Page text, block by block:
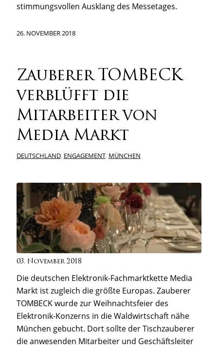
stimmungsvollen Ausklang des Messetages.
26. NOVEMBER 2018
Zauberer TOMBECK
verblüfft die
Mitarbeiter von
Media Markt
DEUTSCHLAND, ENGAGEMENT, MÜNCHEN
03. November 2018
Die deutschen Elektronik-Fachmarktkette Media
Markt ist zugleich die größte Europas. Zauberer
TOMBECK wurde zur Weihnachtsfeier des
Elektronik-Konzerns in die Waldwirtschaft nähe
München gebucht. Dort sollte der Tischzauberer
die anwesenden Mitarbeiter und Geschäftsleiter